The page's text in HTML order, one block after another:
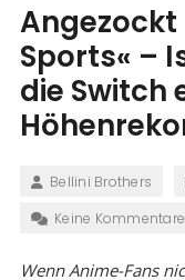
Angezockt
Sports« –
die Switch
Bellini Brothers
Keine Kommentare
Wenn Anime-Fans